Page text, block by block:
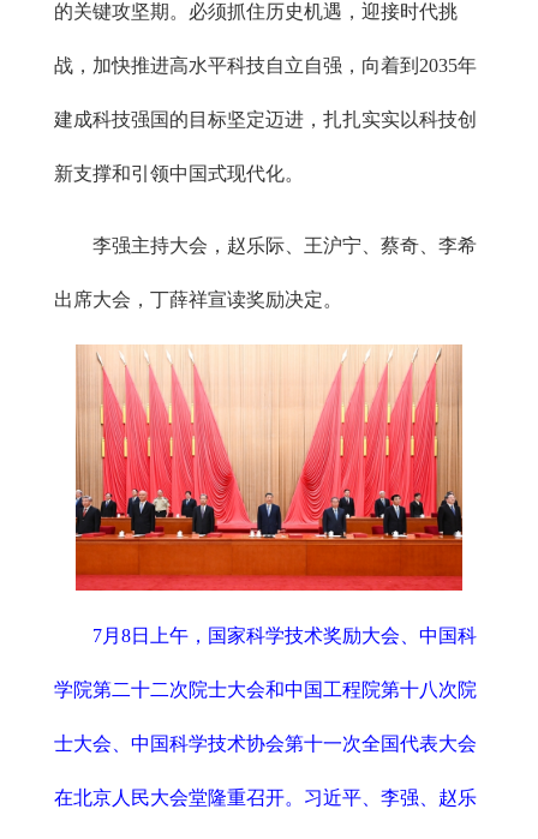
的关键攻坚期。必须抓住历史机遇，迎接时代挑
战，加快推进高水平科技自立自强，向着到2035年
建成科技强国的目标坚定迈进，扎扎实实以科技创
新支撑和引领中国式现代化。
李强主持大会，赵乐际、王沪宁、蔡奇、李希
出席大会，丁薛祥宣读奖励决定。
7月8日上午，国家科学技术奖励大会、中国科
学院第二十二次院士大会和中国工程院第十八次院
士大会、中国科学技术协会第十一次全国代表大会
在北京人民大会堂隆重召开。习近平、李强、赵乐